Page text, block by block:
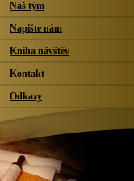
Náš tým
Napište nám
Kniha návštěv
Kontakt
Odkazy